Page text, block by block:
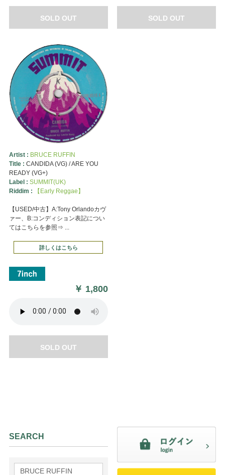
SOLD OUT SOLD OUT
Artist : BRUCE RUFFIN
Title : CANDIDA (VG) / ARE YOU
READY (VG+)
Label : SUMMIT(UK)
Riddim :
【Early Reggae】
【USED/中古】A:Tony Orlandoカヴ
ァー、B:コンディション表記につい
てはこちらを参照⇒ ...
詳しくはこちら
￥ 1,800
SOLD OUT
SEARCH